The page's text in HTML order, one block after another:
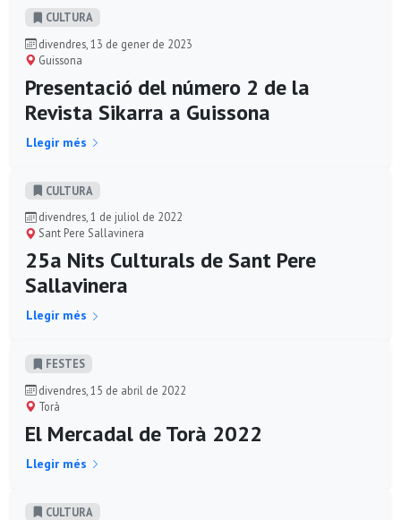
CULTURA
divendres, 13 de gener de 2023
Guissona
Presentació del número 2 de la
Revista Sikarra a Guissona
Llegir més
CULTURA
divendres, 1 de juliol de 2022
Sant Pere Sallavinera
25a Nits Culturals de Sant Pere
Sallavinera
Llegir més
FESTES
divendres, 15 de abril de 2022
Torà
El Mercadal de Torà 2022
Llegir més
CULTURA